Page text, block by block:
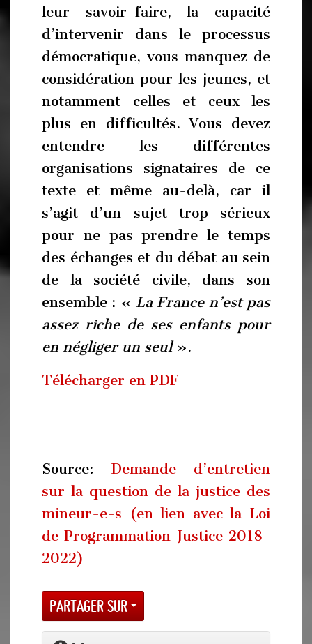
leur savoir-faire, la capacité
d’intervenir dans le processus
démocratique, vous manquez de
considération pour les jeunes, et
notamment celles et ceux les
plus en difficultés. Vous devez
entendre les différentes
organisations signataires de ce
texte et même au-delà, car il
s’agit d’un sujet trop sérieux
pour ne pas prendre le temps
des échanges et du débat au sein
de la société civile, dans son
ensemble : « La France n’est pas
assez riche de ses enfants pour
en négliger un seul».
Télécharger en PDF
Source: Demande d’entretien
sur la question de la justice des
mineur-e-s (en lien avec la Loi
de Programmation Justice 2018-
2022)
Partager sur